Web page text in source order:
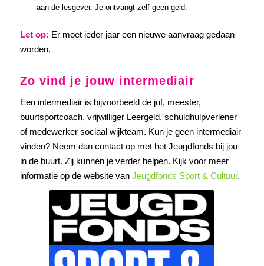
aan de lesgever. Je ontvangt zelf geen geld.
Let op: Er moet ieder jaar een nieuwe aanvraag gedaan
worden.
Zo vind je jouw intermediair
Een intermediair is bijvoorbeeld de juf, meester,
buurtsportcoach, vrijwilliger Leergeld, schuldhulpverlener
of medewerker sociaal wijkteam. Kun je geen intermediair
vinden? Neem dan contact op met het Jeugdfonds bij jou
in de buurt. Zij kunnen je verder helpen. Kijk voor meer
informatie op de website van Jeugdfonds Sport & Cultuur.